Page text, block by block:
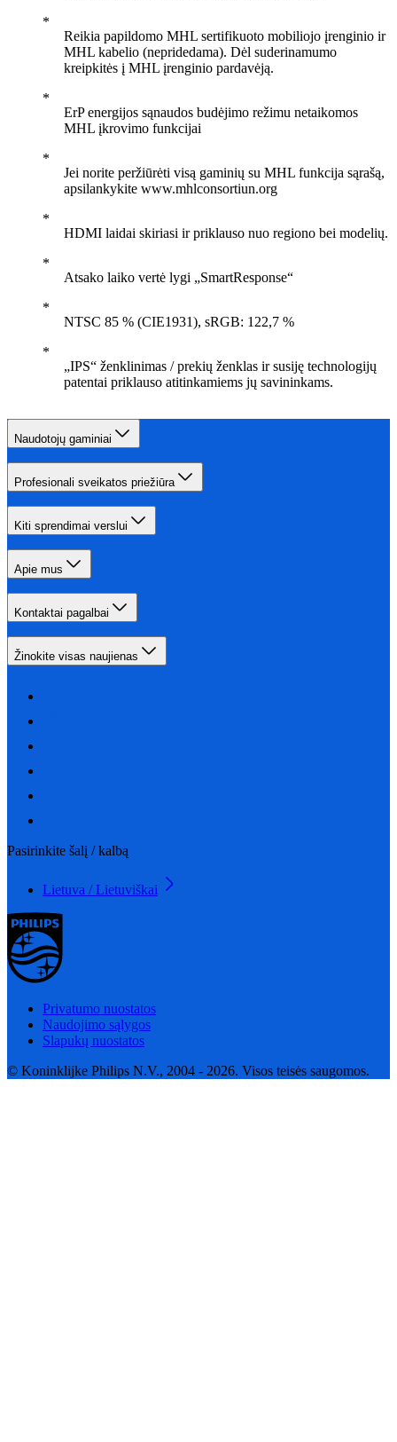
Reikia papildomo MHL sertifikuoto mobiliojo įrenginio ir
MHL kabelio (nepridedama). Dėl suderinamumo
kreipkitės į MHL įrenginio pardavėją.
ErP energijos sąnaudos budėjimo režimu netaikomos
MHL įkrovimo funkcijai
Jei norite peržiūrėti visą gaminių su MHL funkcija sąrašą,
apsilankykite www.mhlconsortiun.org
HDMI laidai skiriasi ir priklauso nuo regiono bei modelių.
Atsako laiko vertė lygi „SmartResponse“
NTSC 85 % (CIE1931), sRGB: 122,7 %
„IPS“ ženklinimas / prekių ženklas ir susiję technologijų
patentai priklauso atitinkamiems jų savininkams.
Naudotojų gaminiai
Profesionali sveikatos priežiūra
Kiti sprendimai verslui
Apie mus
Kontaktai pagalbai
Žinokite visas naujienas
Pasirinkite šalį / kalbą
Lietuva / Lietuviškai
Privatumo nuostatos
Naudojimo sąlygos
Slapukų nuostatos
© Koninklijke Philips N.V., 2004 - 2026. Visos teisės saugomos.